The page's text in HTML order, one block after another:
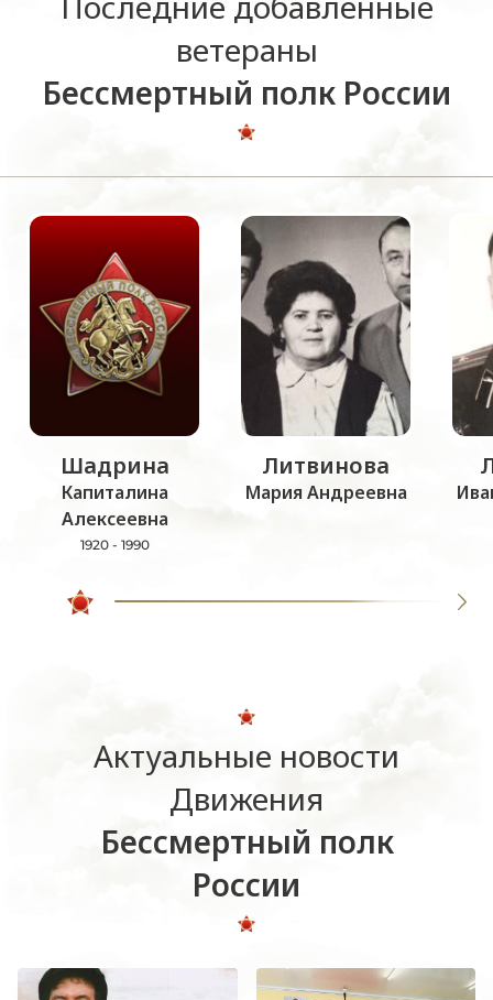
ветераны
Бессмертный полк России
Шадрина
Капиталина
Алексеевна
1920 - 1990
Литвинова
Мария Андреевна
Актуальные новости
Движения
Бессмертный полк
России